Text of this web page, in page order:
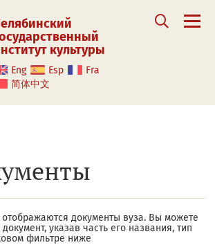
культуры
Eng Esp
Fra
简体中文
документы вуза. Вы можете
указав часть его названия, тип
фильтре ниже